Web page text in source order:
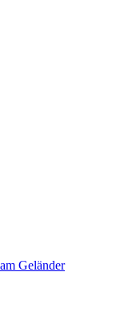
Geländer